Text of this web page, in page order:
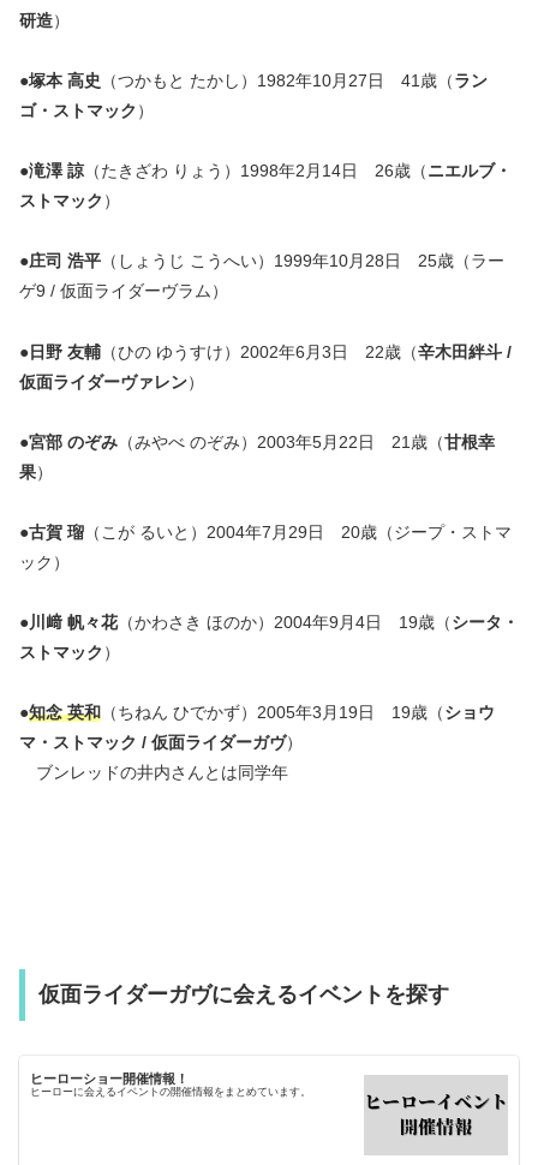
研造）
●塚本 高史 （つかもと たかし）1982年10月27日 41歳（ラン
ゴ・ストマック ）
●滝澤 諒（たきざわ りょう）1998年2月14日 26歳（ニエルブ・
ストマック ）
●庄司 浩平 （しょうじ こうへい）1999年10月28日 25歳（ラー
ゲ9 / 仮面ライダーヴラム）
●日野 友輔 （ひの ゆうすけ）2002年6月3日 22歳（辛木田絆斗 /
仮面ライダーヴァレン）
●宮部 のぞみ （みやべ のぞみ）2003年5月22日 21歳（甘根幸
果）
●古賀 瑠 （こが るいと）2004年7月29日 20歳（ジープ・ストマ
ック）
●川﨑 帆々花（かわさき ほのか）2004年9月4日 19歳（シータ・
ストマック ）
●知念 英和 （ちねん ひでかず）2005年3月19日 19歳（ショウ
マ・ストマック / 仮面ライダーガヴ）
ブンレッドの井内さんとは同学年
仮面ライダーガヴに会えるイベントを探す
ヒーローショー開催情報！
ヒーローに会えるイベントの開催情報をまとめています。